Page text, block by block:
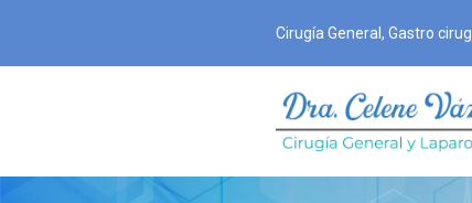
Cirugía General, Gastro